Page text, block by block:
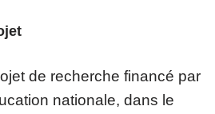
de recherche financé par
nationale, dans le